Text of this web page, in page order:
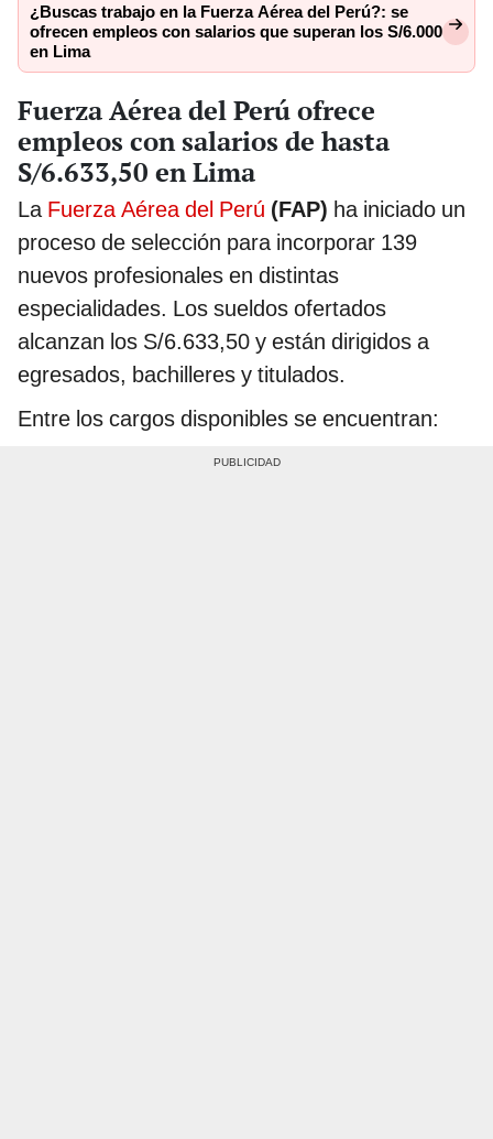
¿Buscas trabajo en la Fuerza Aérea del Perú?: se
ofrecen empleos con salarios que superan los S/6.000
en Lima
Fuerza Aérea del Perú ofrece
empleos con salarios de hasta
S/6.633,50 en Lima
La Fuerza Aérea del Perú (FAP) ha iniciado un
proceso de selección para incorporar 139
nuevos profesionales en distintas
especialidades. Los sueldos ofertados
alcanzan los S/6.633,50 y están dirigidos a
egresados, bachilleres y titulados.
Entre los cargos disponibles se encuentran: